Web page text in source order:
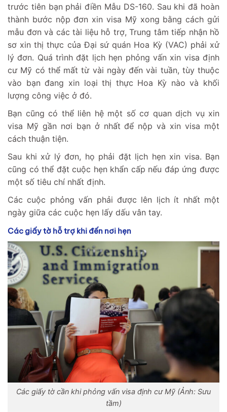
trước tiên bạn phải điền Mẫu DS-160. Sau khi đã hoàn
thành bước nộp đơn xin visa Mỹ xong bằng cách gửi
mẫu đơn và các tài liệu hỗ trợ, Trung tâm tiếp nhận hồ
sơ xin thị thực của Đại sứ quán Hoa Kỳ (VAC) phải xử
lý đơn. Quá trình đặt lịch hẹn phỏng vấn xin visa định
cư Mỹ có thể mất từ ​​vài ngày đến vài tuần, tùy thuộc
vào bạn đang xin loại thị thực Hoa Kỳ nào và khối
lượng công việc ở đó.
Bạn cũng có thể liên hệ một số cơ quan dịch vụ xin
visa Mỹ gần nơi bạn ở nhất để nộp và xin visa một
cách thuận tiện.
Sau khi xử lý đơn, họ phải đặt lịch hẹn xin visa. Bạn
cũng có thể đặt cuộc hẹn khẩn cấp nếu đáp ứng được
một số tiêu chí nhất định.
Các cuộc phỏng vấn phải được lên lịch ít nhất một
ngày giữa các cuộc hẹn lấy dấu vân tay.
Các giấy tờ hỗ trợ khi đến nơi hẹn
Các giấy tờ cần khi phỏng vấn visa định cư Mỹ (Ảnh: Sưu
tầm)